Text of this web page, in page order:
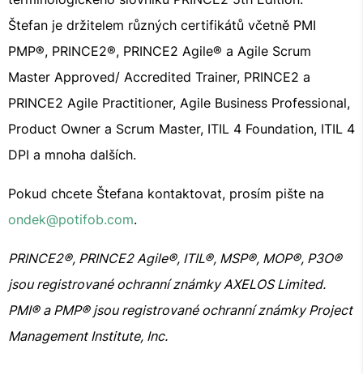
Štefan je držitelem různých certifikátů včetně PMI
PMP®, PRINCE2®, PRINCE2 Agile® a Agile Scrum
Master Approved/ Accredited Trainer, PRINCE2 a
PRINCE2 Agile Practitioner, Agile Business Professional,
Product Owner a Scrum Master, ITIL 4 Foundation, ITIL 4
DPI a mnoha dalších.
Pokud chcete Štefana kontaktovat, prosím pište na
ondek@potifob.com.
PRINCE2®, PRINCE2 Agile®, ITIL®, MSP®, MOP®, P3O®
jsou registrované ochranní známky AXELOS Limited.
PMI® a PMP® jsou registrované ochranní známky Project
Management Institute, Inc.